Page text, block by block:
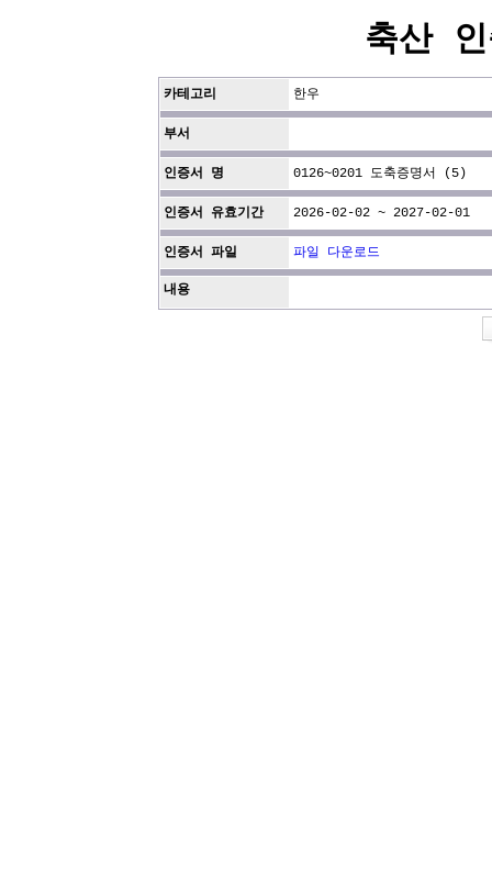
축산
카테고리 한우
부서
인증서 명 0126~0201 도축증명서 (5)
인증서 유효기간 2026-02-02 ~ 2027-02-01
인증서 파일 파일 다운로드
내용